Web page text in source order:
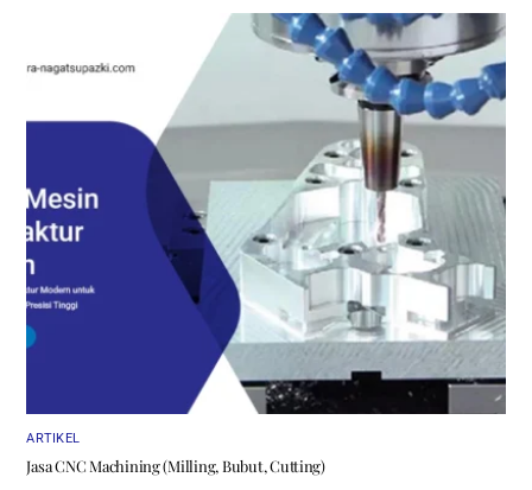
ARTIKEL
Jasa CNC Machining (Milling, Bubut, Cutting)